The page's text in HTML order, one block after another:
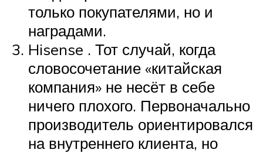
только покупателями, но и
наградами.
Hisense . Тот случай, когда
словосочетание «китайская
компания» не несёт в себе
ничего плохого. Первоначально
производитель ориентировался
на внутреннего клиента, но